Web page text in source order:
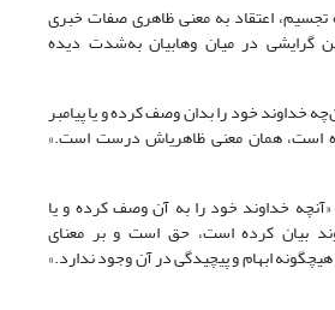
تجسیم، اعتقاد به معنی ظاهری صفات خبری
گرایشی در میان وهابیان به‌شدت دیده
خداوند خود را بدان وصف کرده و یا پیامبر
است، همان معنی ظاهری‏اش درست است.»
خداوند خود را به آن وصف کرده و یا
بیان کرده است، حق است و بر معنای
ابهام و پیچیدگی در آن وجود ندارد.»